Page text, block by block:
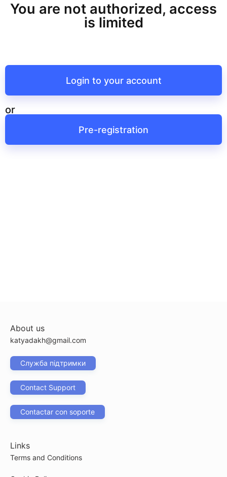
You are not authorized, access
is limited
Login to your account
or
Pre-registration
About us
katyadakh@gmail.com
Служба підтримки
Contact Support
Contactar con soporte
Links
Terms and Conditions